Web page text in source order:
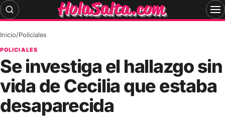
Skip
to
Inicio/Policiales
POLICIALES
Se investiga el hallazgo sin
vida de Cecilia que estaba
desaparecida